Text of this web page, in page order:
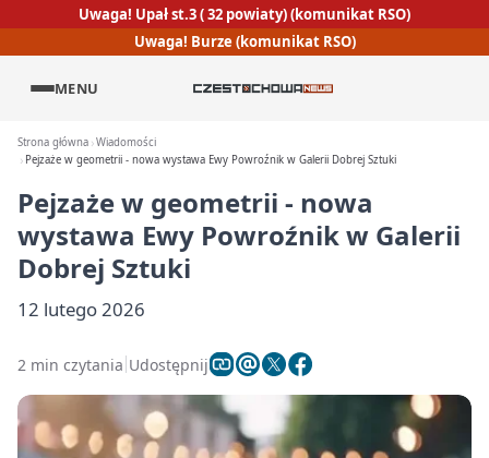
Uwaga! Upał st.3 ( 32 powiaty) (komunikat RSO)
Uwaga! Burze (komunikat RSO)
MENU
Strona główna Wiadomości
Pejzaże w geometrii - nowa wystawa Ewy Powroźnik w Galerii Dobrej Sztuki
Pejzaże w geometrii - nowa
wystawa Ewy Powroźnik w Galerii
Dobrej Sztuki
12 lutego 2026
2 min czytania Udostępnij